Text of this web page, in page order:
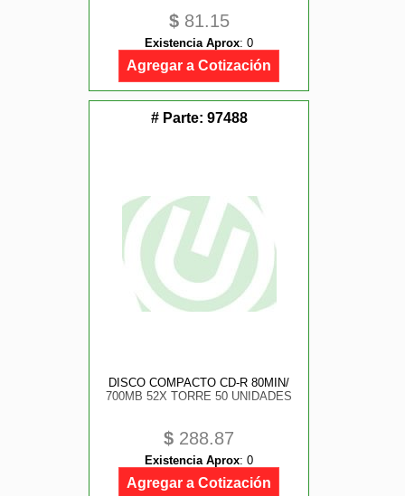
$81.15
Existencia Aprox: 0
Agregar a Cotización
# Parte: 97488
DISCO COMPACTO CD-R 80MIN/
700MB 52X TORRE 50 UNIDADES
$ 288.87
Existencia Aprox: 0
Agregar a Cotización